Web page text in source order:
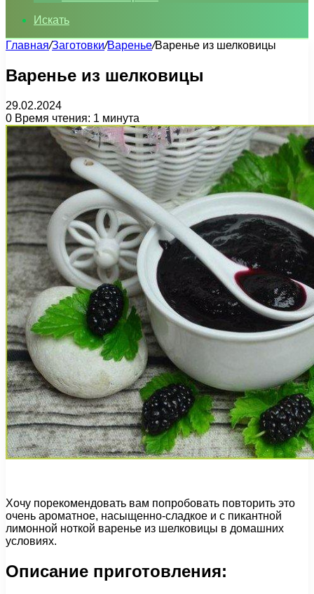
Искать
Главная/Заготовки/Варенье/Варенье из шелковицы
Варенье из шелковицы
29.02.2024
0 Время чтения: 1 минута
Хочу порекомендовать вам попробовать повторить это
очень ароматное, насыщенно-сладкое и с пикантной
лимонной ноткой варенье из шелковицы в домашних
условиях.
Описание приготовления: